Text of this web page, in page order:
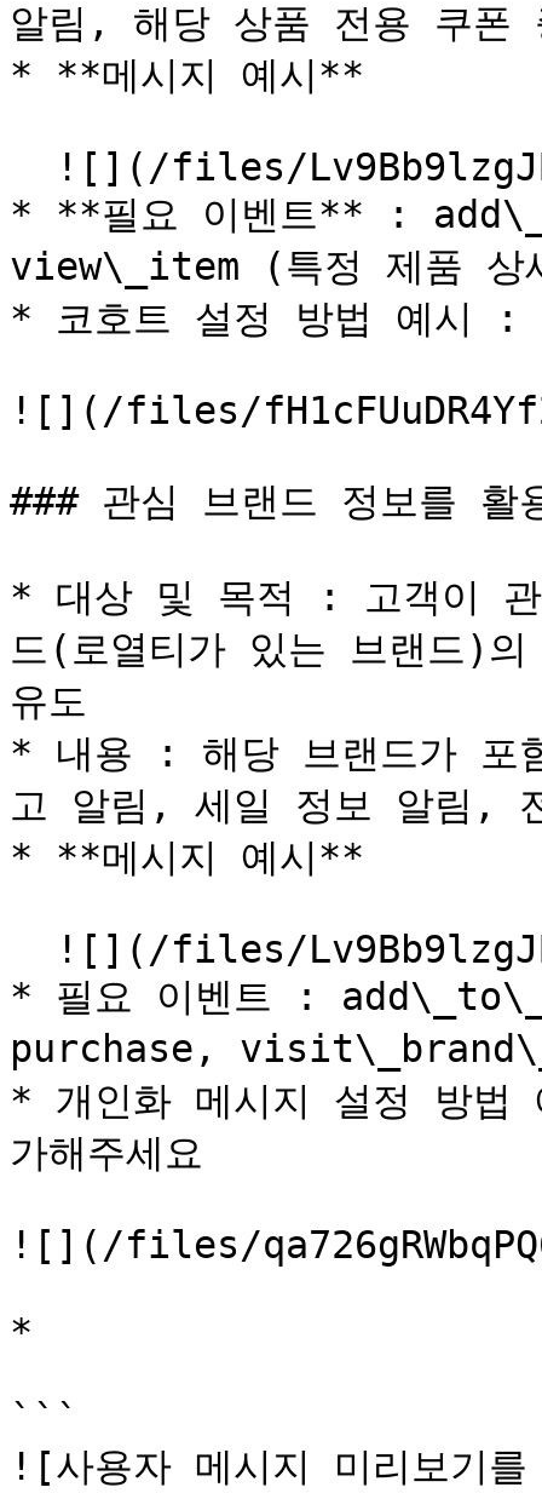
알림, 해당 상품 전용 쿠폰
* **메시지 예시**
* **필요 이벤트** :
view\_item (특정 제품 상
* 코호트 설정 방법 예시 :
![](/files/
### 관심 브랜드 정보를 활
* 대상 및 목적 : 고객이 관
드(로열티가 있는 브랜드)
유도
* 내용 : 해당 브랜드가 포
고 알림, 세일 정보 알림,
* **메시지 예시**
* 필요 이벤트 :
purchase,
* 개인화 메시지 설정 방법
가해주세요
![](/files/
*
```
![사용자 메시지 미리보기